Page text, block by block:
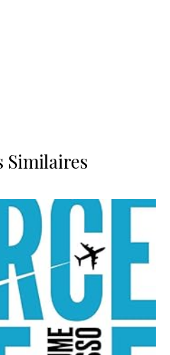
Similaires